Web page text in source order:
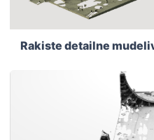
Rakiste detailne